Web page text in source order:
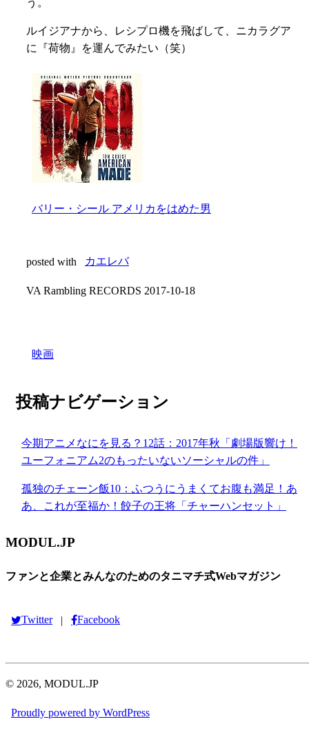
ルイジアナから、レシプロ機を飛ばして、ニカラグア
に『荷物』を運んでみたい（笑）
バリー・シール アメリカをはめた男
posted with カエレバ
VA Rambling RECORDS 2017-10-18
映画
投稿ナビゲーション
今期アニメなにを見る？12話：2017年秋「劇場版響け！
ユーフォニアム2のもったいないソーシャルの件」
孤独のチェーン飯10：ふつうにうまくてお腹も満足！あ
あ、これが至福か！餃子の王将「チャーハンセット」
MODUL.JP
ファンと企業とみんなのためのタニマチ式Webマガジン
Twitter | Facebook
© 2026, MODUL.JP
Proudly powered by WordPress